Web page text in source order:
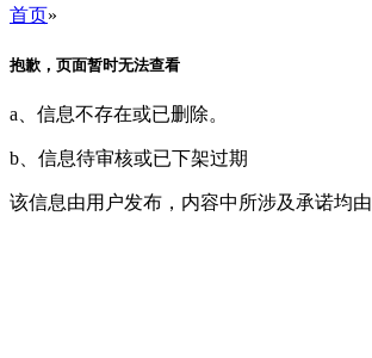
首页»
抱歉，页面暂时无法查看
a、信息不存在或已删除。
b、信息待审核或已下架过期
该信息由用户发布，内容中所涉及承诺均